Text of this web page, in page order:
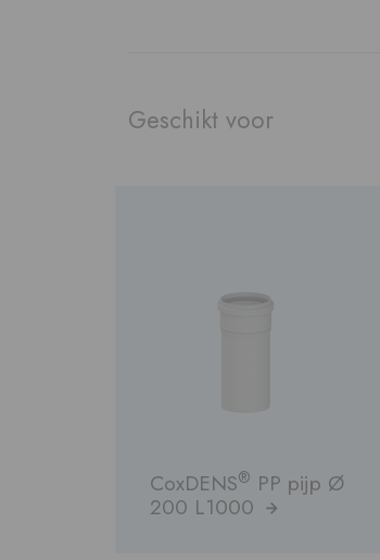
Geschikt voor
CoxDENS® PP pijp Ø
200 L1000